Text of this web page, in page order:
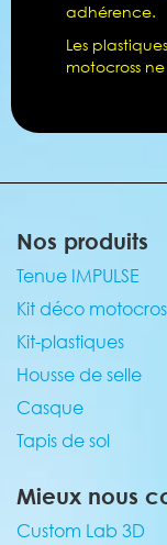
adhérence.
Les
motocross
Nos produits
Tenue IMPULSE
Kit déco
Kit-plastiques
Housse de selle
Casque
Tapis de sol
Mieux nous
Custom Lab 3D